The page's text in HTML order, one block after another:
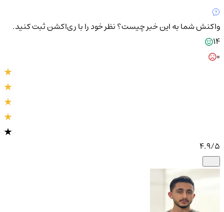
واکنش شما به این خبر چیست؟نظر خود را با ری‌اکشن ثبت کنید.
14
4.9/5